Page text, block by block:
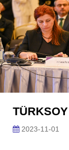
2023-11-01